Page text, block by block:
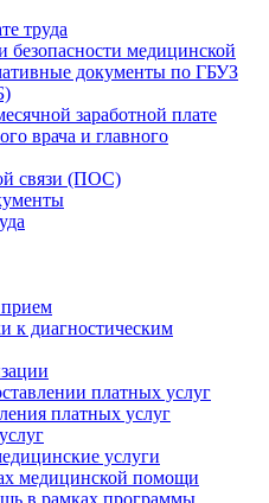
труда
безопасности медицинской
документы по ГБУЗ
заработной плате
врача и главного
связи (ПОС)
к диагностическим
платных услуг
платных услуг
услуги
медицинской помощи
в рамках программы